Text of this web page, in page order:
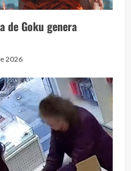
de Goku genera
2026